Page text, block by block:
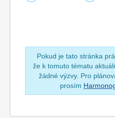
Pokud je tato stránka
že k tomuto tématu
žádné výzvy. Pro
prosím